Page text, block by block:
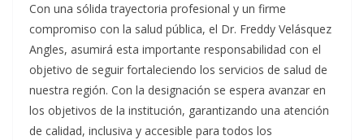
Con una sólida trayectoria profesional y un firme
compromiso con la salud pública, el Dr. Freddy Velásquez
Angles, asumirá esta importante responsabilidad con el
objetivo de seguir fortaleciendo los servicios de salud de
nuestra región. Con la designación se espera avanzar en
los objetivos de la institución, garantizando una atención
de calidad, inclusiva y accesible para todos los